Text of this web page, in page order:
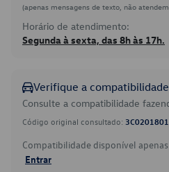
(apenas mensagens de texto, não
Horário de atendimento:
Segunda à sexta, das 8h às 17h.
Verifique a compatibilidade
Consulte a compatibilidade
Código original consultado:
Compatibilidade disponível
Entrar